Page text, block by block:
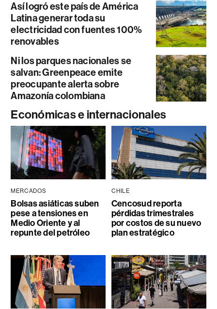
Así logró este país de América
Latina generar toda su
electricidad con fuentes 100%
renovables
Ni los parques nacionales se
salvan: Greenpeace emite
preocupante alerta sobre
Amazonía colombiana
Económicas e internacionales
MERCADOS
Bolsas asiáticas suben
pese a tensiones en
Medio Oriente y al
repunte del petróleo
CHILE
Cencosud reporta
pérdidas trimestrales
por costos de su nuevo
plan estratégico